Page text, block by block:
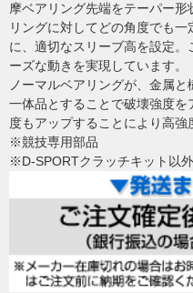
摩ベアリング先端をテーパー
リングに対してどの角度でも
に、適切なスリーブ高を設定
ーズな動きを実現しています。
ノーマルベアリングが、金属
一体品とすることで破壊強度
度もアップすることにより高強
※競技専用部品
※D-SPORTクラッチキット以